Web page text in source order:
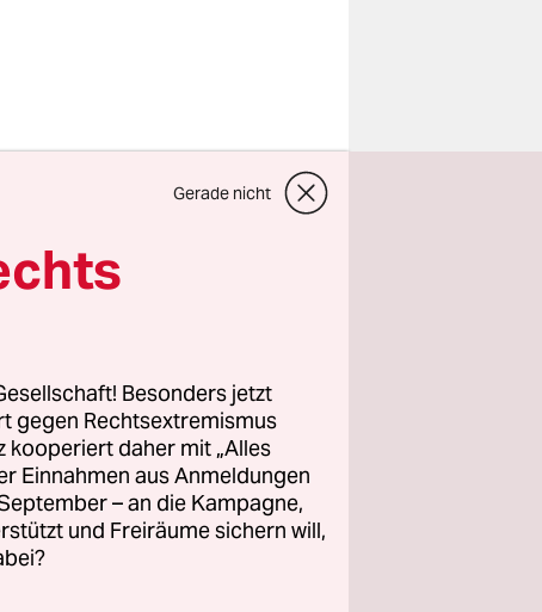
U-
im
nah
dem
Gerade nicht
Besonders jetzt
gegen Rechtsextremismus
kooperiert daher mit „Alles
Einnahmen aus Anmeldungen
– an die Kampagne,
und Freiräume sichern will,